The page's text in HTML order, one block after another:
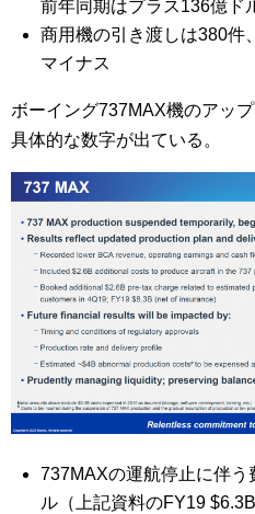
前年同期はプラス136億ド
商用機の引き渡しは380件
マイナス
ボーイング737MAX機のアッ
具体的な数字が出ている。
737MAXの運航停止に伴
ル（上記資料のFY19